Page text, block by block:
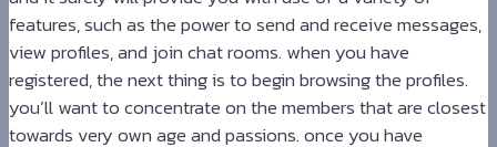
features, such as the power to send and receive messages,
view profiles, and join chat rooms. when you have
registered, the next thing is to begin browsing the profiles.
you’ll want to concentrate on the members that are closest
towards very own age and passions. once you have